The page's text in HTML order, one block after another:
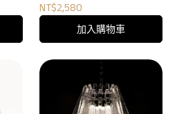
NT$2,580
加入購物車